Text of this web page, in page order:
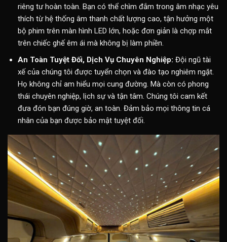
riêng tư hoàn toàn. Bạn có thể chìm đắm trong âm nhạc yêu
thích từ hệ thống âm thanh chất lượng cao, tận hưởng một
bộ phim trên màn hình LED lớn, hoặc đơn giản là chợp mắt
trên chiếc ghế êm ái mà không bị làm phiền.
An Toàn Tuyệt Đối, Dịch Vụ Chuyên Nghiệp: Đội ngũ tài
xế của chúng tôi được tuyển chọn và đào tạo nghiêm ngặt.
Họ không chỉ am hiểu mọi cung đường. Mà còn có phong
thái chuyên nghiệp, lịch sự và tận tâm. Chúng tôi cam kết
đưa đón bạn đúng giờ, an toàn. Đảm bảo mọi thông tin cá
nhân của bạn được bảo mật tuyệt đối.